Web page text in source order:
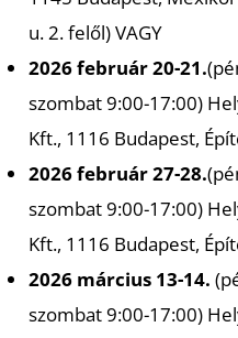
u. 2. felől) VAGY
2026 február 20-21.
szombat 9:00-17:00)
Kft., 1116 Budapest,
2026 február 27-28.
szombat 9:00-17:00)
Kft., 1116 Budapest,
2026 március 13-14.
szombat 9:00-17:00)